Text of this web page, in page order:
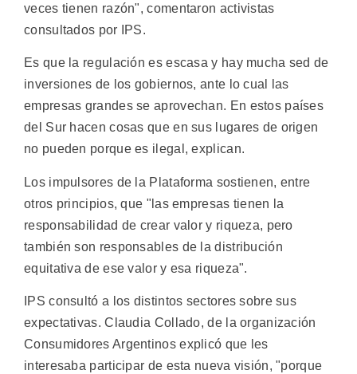
veces tienen razón", comentaron activistas
consultados por IPS.
Es que la regulación es escasa y hay mucha sed de
inversiones de los gobiernos, ante lo cual las
empresas grandes se aprovechan. En estos países
del Sur hacen cosas que en sus lugares de origen
no pueden porque es ilegal, explican.
Los impulsores de la Plataforma sostienen, entre
otros principios, que "las empresas tienen la
responsabilidad de crear valor y riqueza, pero
también son responsables de la distribución
equitativa de ese valor y esa riqueza".
IPS consultó a los distintos sectores sobre sus
expectativas. Claudia Collado, de la organización
Consumidores Argentinos explicó que les
interesaba participar de esta nueva visión, "porque